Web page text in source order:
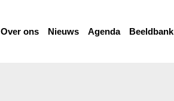
Over ons Nieuws Agenda Beeldbank